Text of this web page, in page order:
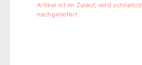
Artikel ist im Zulauf, wird
nachgeliefert